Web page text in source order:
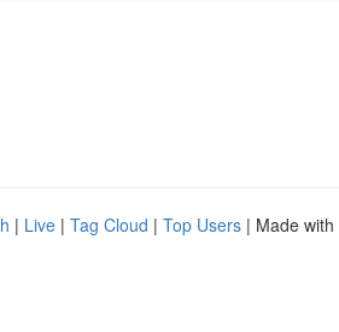
| Live | Tag Cloud | Top Users | Made with